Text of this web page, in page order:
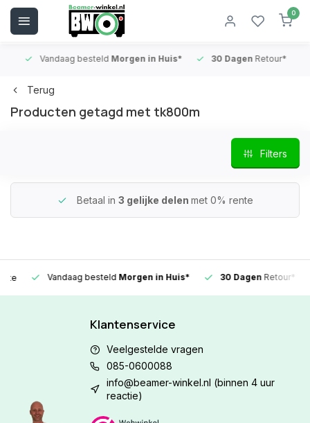
0
Vandaag besteldMorgen in Huis* 30 DagenRetour*
Terug
Producten getagd met tk800m
Filters
Betaal in 3 gelijke delen met 0% rente
Vandaag besteldMorgen in Huis* 30 DagenRetour*
Klantenservice
Veelgestelde vragen
085-0600088
info@beamer-winkel.nl (binnen 4 uur
reactie)